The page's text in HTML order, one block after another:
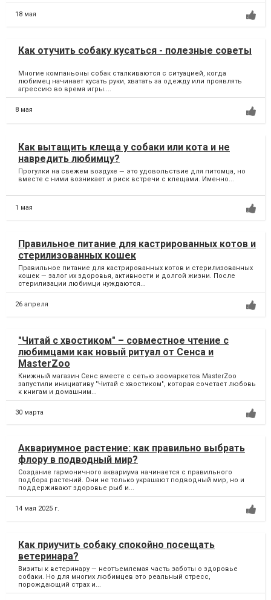
18 мая
Как отучить собаку кусаться - полезные советы
Многие компаньоны собак сталкиваются с ситуацией, когда
любимец начинает кусать руки, хватать за одежду или проявлять
агрессию во время игры....
8 мая
Как вытащить клеща у собаки или кота и не
навредить любимцу?
Прогулки на свежем воздухе — это удовольствие для питомца, но
вместе с ними возникает и риск встречи с клещами. Именно...
1 мая
Правильное питание для кастрированных котов и
стерилизованных кошек
Правильное питание для кастрированных котов и стерилизованных
кошек — залог их здоровья, активности и долгой жизни. После
стерилизации любимци нуждаются...
26 апреля
"Читай с хвостиком" – совместное чтение с
любимцами как новый ритуал от Сенса и
MasterZoo
Книжный магазин Сенс вместе с сетью зоомаркетов MasterZoo
запустили инициативу "Читай с хвостиком", которая сочетает любовь
к книгам и домашним...
30 марта
Аквариумное растение: как правильно выбрать
флору в подводный мир?
Создание гармоничного аквариума начинается с правильного
подбора растений. Они не только украшают подводный мир, но и
поддерживают здоровье рыб и...
14 мая 2025 г.
Как приучить собаку спокойно посещать
ветеринара?
Визиты к ветеринару — неотъемлемая часть заботы о здоровье
собаки. Но для многих любимцев это реальный стресс,
порождающий страх и...